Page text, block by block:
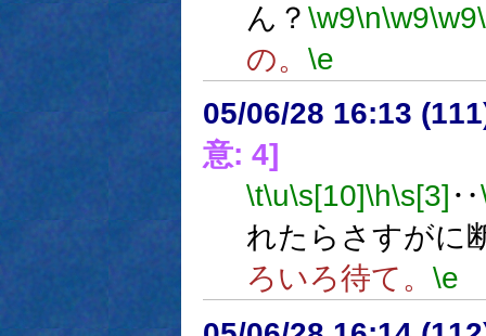
ん？ \w9\n\w9\w9
の。 \e
05/06/28 16:13
意: 4]
\t\u\s[10]\h\s[3] ‥
れたらさすがに
ろいろ待て。 \e